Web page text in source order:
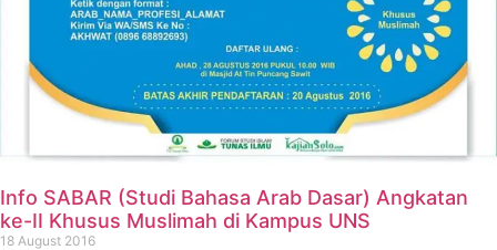
Info SABAR (Studi Bahasa Arab Dasar) Angkatan
ke-II Khusus Muslimah di Kampus UNS
18 August 2016